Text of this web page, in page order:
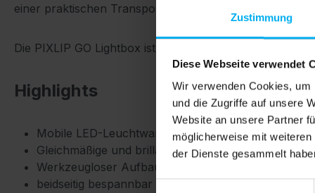
Zustimmung
Diese Webseite verwendet
Wir verwenden Cookies,
und die Zugriffe auf unsere
Website an unsere Partner
möglicherweise mit
der Dienste gesammelt
einer praktischen Transporttasche geliefert, wodurch
Die PIXLIP GO Lightbox ist Teil des modularen
Highlights
Mobile LED-Leuchtwand im Format 285 × 200 cm
Gleichmäßige und brillante LED-Ausleuchtung
Werkzeugloser Aufbau in wenigen Minuten
beidseitig bespannbar